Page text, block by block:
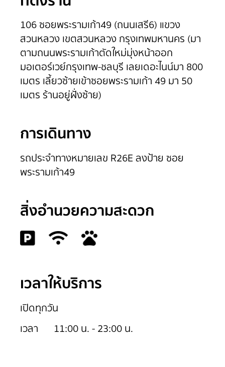
106 ซอยพระรามเก้า49 (ถนนเสรี6) แขวง
สวนหลวง เขตสวนหลวง กรุงเทพมหานคร (มา
ตามถนนพระรามเก้าตัดใหม่มุ่งหน้าออก
มอเตอร์เวย์กรุงเทพ-ชลบุรี เลยเดอะไนน์มา 800
เมตร เลี้ยวซ้ายเข้าซอยพระรามเก้า 49 มา 50
เมตร ร้านอยู่ฝั่งซ้าย)
การเดินทาง
รถประจำทางหมายเลข R26E ลงป้าย ซอย
พระรามเก้า49
สิ่งอำนวยความสะดวก
เวลาให้บริการ
เปิดทุกวัน
เวลา
11:00 น. - 23:00 น.